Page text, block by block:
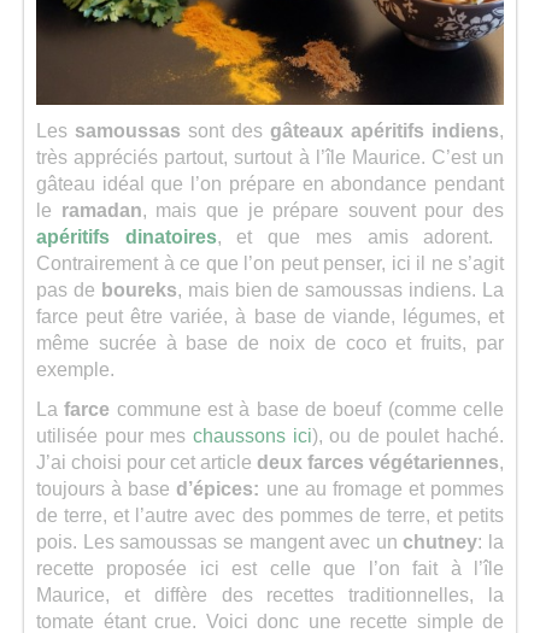
Map
Les samoussas sont des gâteaux apéritifs indiens,
très appréciés partout, surtout à l’île Maurice. C’est un
gâteau idéal que l’on prépare en abondance pendant
le ramadan, mais que je prépare souvent pour des
apéritifs dinatoires, et que mes amis adorent.
Contrairement à ce que l’on peut penser, ici il ne s’agit
pas de boureks, mais bien de samoussas indiens. La
farce peut être variée, à base de viande, légumes, et
même sucrée à base de noix de coco et fruits, par
exemple.
Lafarce commune est à base de boeuf (comme celle
utilisée pour mes chaussons ici), ou de poulet haché.
J’ai choisi pour cet article deux farces végétariennes,
toujours à based’épices: une au fromage et pommes
de terre, et l’autre avec des pommes de terre, et petits
pois. Les samoussas se mangent avec unchutney: la
recette proposée ici est celle que l’on fait à l’île
Maurice, et diffère des recettes traditionnelles, la
tomate étant crue. Voici donc une recette simple de